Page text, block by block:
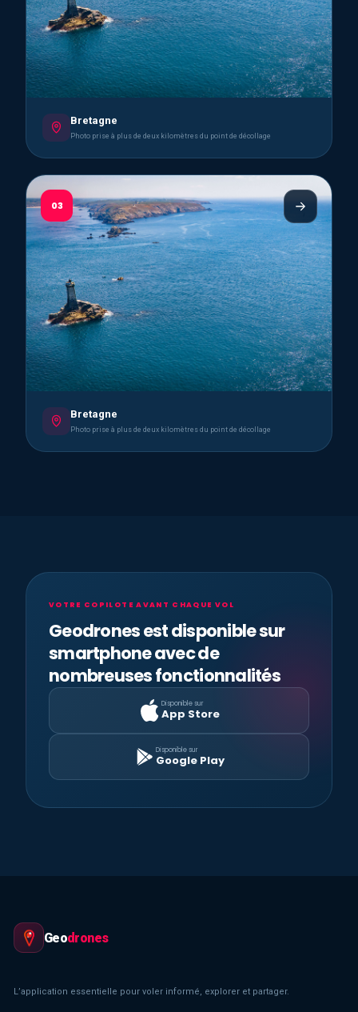
Bretagne
Photo prise à plus de deux kilomètres du point de décollage
03
Bretagne
Photo prise à plus de deux kilomètres du point de décollage
VOTRE COPILOTE AVANT CHAQUE VOL
Geodrones est disponible sur
smartphone avec de
nombreuses fonctionnalités
Disponible sur
App Store
Disponible sur
Google Play
Geodrones
L’application essentielle pour voler informé, explorer et partager.